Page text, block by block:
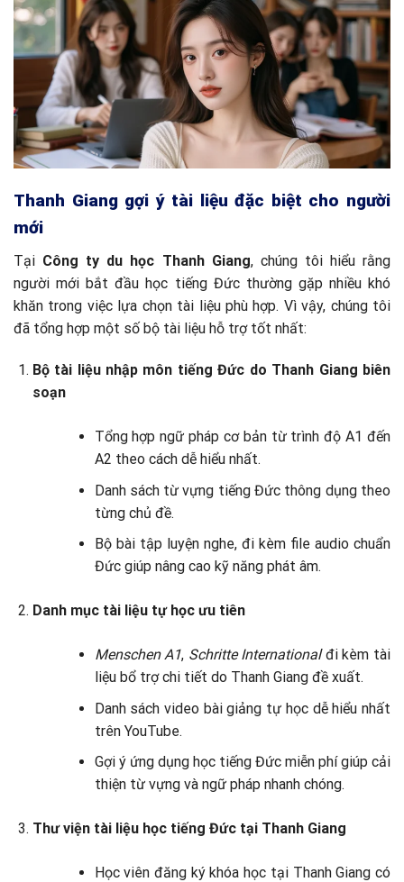
Thanh Giang gợi ý tài liệu đặc biệt cho người
mới
Tại Công ty du học Thanh Giang, chúng tôi hiểu rằng
người mới bắt đầu học tiếng Đức thường gặp nhiều khó
khăn trong việc lựa chọn tài liệu phù hợp. Vì vậy, chúng tôi
đã tổng hợp một số bộ tài liệu hỗ trợ tốt nhất:
Bộ tài liệu nhập môn tiếng Đức do Thanh Giang biên
soạn
Tổng hợp ngữ pháp cơ bản từ trình độ A1 đến
A2 theo cách dễ hiểu nhất.
Danh sách từ vựng tiếng Đức thông dụng theo
từng chủ đề.
Bộ bài tập luyện nghe, đi kèm file audio chuẩn
Đức giúp nâng cao kỹ năng phát âm.
Danh mục tài liệu tự học ưu tiên
Menschen A1, Schritte Internationalđi kèm tài
liệu bổ trợ chi tiết do Thanh Giang đề xuất.
Danh sách video bài giảng tự học dễ hiểu nhất
trên YouTube.
Gợi ý ứng dụng học tiếng Đức miễn phí giúp cải
thiện từ vựng và ngữ pháp nhanh chóng.
Thư viện tài liệu học tiếng Đức tại Thanh Giang
Học viên đăng ký khóa học tại Thanh Giang có